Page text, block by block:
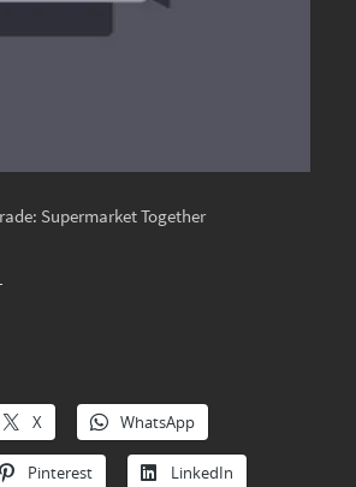
Supermarket Together
X WhatsApp
Pinterest LinkedIn